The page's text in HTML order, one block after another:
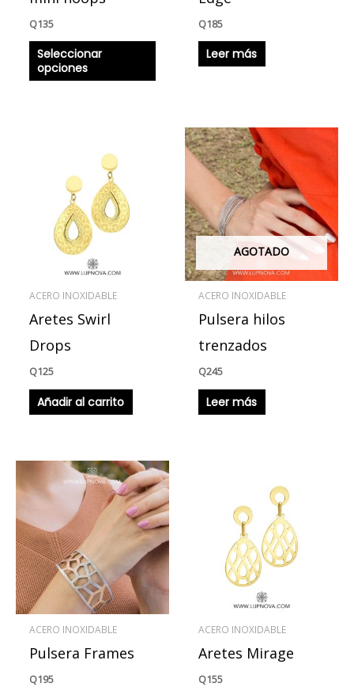
Q135
Seleccionar
opciones
producto
Q185
Leer más
ACERO INOXIDABLE
Aretes Swirl
Drops
Q125
Añadir al carrito
AGOTADO
ACERO INOXIDABLE
Pulsera hilos
trenzados
Q245
Leer más
ACERO INOXIDABLE
Pulsera Frames
Q195
ACERO INOXIDABLE
Aretes Mirage
Q155